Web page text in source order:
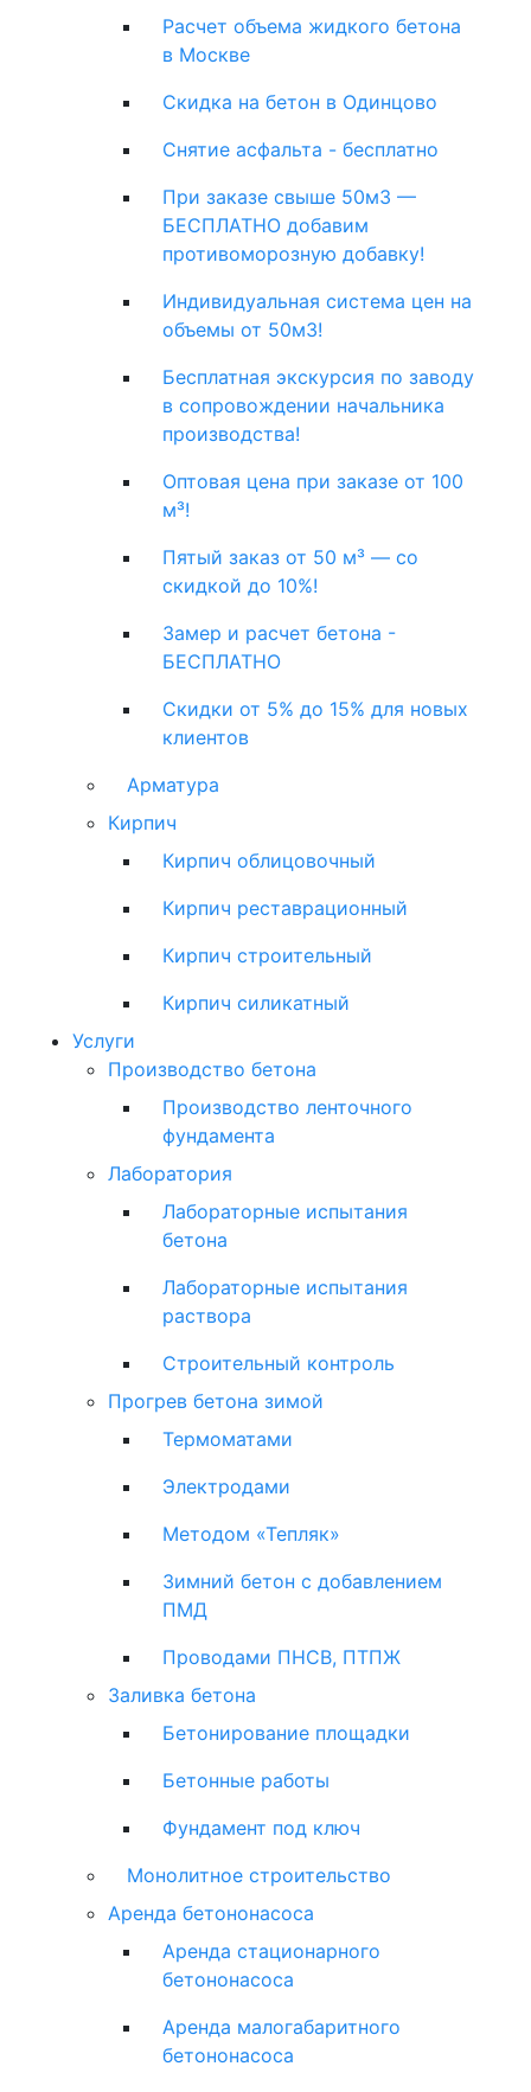
Расчет объема жидкого бетона
в Москве
Скидка на бетон в Одинцово
Снятие асфальта - бесплатно
При заказе свыше 50м3 —
БЕСПЛАТНО добавим
противоморозную добавку!
Индивидуальная система цен на
объемы от 50м3!
Бесплатная экскурсия по заводу
в сопровождении начальника
производства!
Оптовая цена при заказе от 100
м³!
Пятый заказ от 50 м³ — со
скидкой до 10%!
Замер и расчет бетона -
БЕСПЛАТНО
Скидки от 5% до 15% для новых
клиентов
Арматура
Кирпич
Кирпич облицовочный
Кирпич реставрационный
Кирпич строительный
Кирпич силикатный
Услуги
Производство бетона
Производство ленточного
фундамента
Лаборатория
Лабораторные испытания
бетона
Лабораторные испытания
раствора
Строительный контроль
Прогрев бетона зимой
Термоматами
Электродами
Методом «Тепляк»
Зимний бетон с добавлением
ПМД
Проводами ПНСВ, ПТПЖ
Заливка бетона
Бетонирование площадки
Бетонные работы
Фундамент под ключ
Монолитное строительство
Аренда бетононасоса
Аренда стационарного
бетононасоса
Аренда малогабаритного
бетононасоса